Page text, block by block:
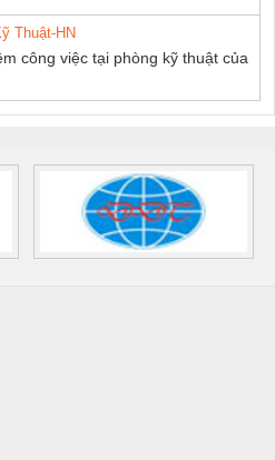
Thuật-HN
công việc tại phòng kỹ thuật của